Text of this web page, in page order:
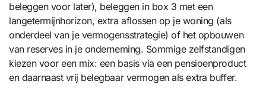
beleggen voor later), beleggen in box 3 met een
langetermijnhorizon, extra aflossen op je woning (als
onderdeel van je vermogensstrategie) of het opbouwen
van reserves in je onderneming. Sommige zelfstandigen
kiezen voor een mix: een basis via een pensioenproduct
en daarnaast vrij belegbaar vermogen als extra buffer.